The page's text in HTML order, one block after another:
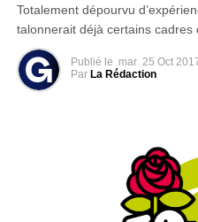
Totalement dépourvu
talonnerait déjà certains cadres
Publié le mar 25 Oct
Par La Rédaction